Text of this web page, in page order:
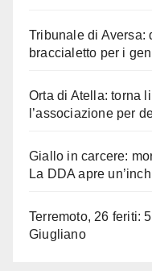
Tribunale di Aversa:
braccialetto per i
Orta di Atella: torna
l’associazione per
Giallo in carcere:
La DDA apre
Terremoto, 26 feriti:
Giugliano